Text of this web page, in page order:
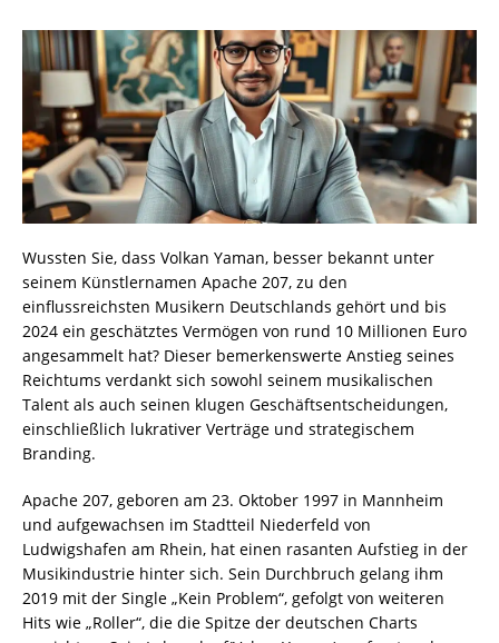
Wussten Sie, dass Volkan Yaman, besser bekannt unter
seinem Künstlernamen Apache 207, zu den
einflussreichsten Musikern Deutschlands gehört und bis
2024 ein geschätztes Vermögen von rund 10 Millionen Euro
angesammelt hat? Dieser bemerkenswerte Anstieg seines
Reichtums verdankt sich sowohl seinem musikalischen
Talent als auch seinen klugen Geschäftsentscheidungen,
einschließlich lukrativer Verträge und strategischem
Branding.
Apache 207, geboren am 23. Oktober 1997 in Mannheim
und aufgewachsen im Stadtteil Niederfeld von
Ludwigshafen am Rhein, hat einen rasanten Aufstieg in der
Musikindustrie hinter sich. Sein Durchbruch gelang ihm
2019 mit der Single „Kein Problem“, gefolgt von weiteren
Hits wie „Roller“, die die Spitze der deutschen Charts